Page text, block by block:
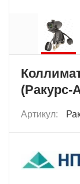
(Ракурс-
Артикул: